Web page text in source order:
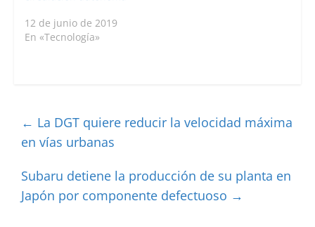
12 de junio de 2019
En «Tecnología»
← La DGT quiere reducir la velocidad máxima
en vías urbanas
Subaru detiene la producción de su planta en
Japón por componente defectuoso →